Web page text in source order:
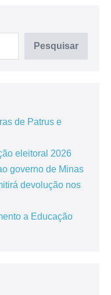
Pesquisar
de Patrus e
eleitoral 2026
governo de Minas
devolução nos
a Educação